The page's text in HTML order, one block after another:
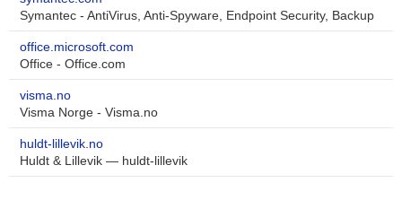
Symantec - AntiVirus, Anti-Spyware, Endpoint Security, Backup
office.microsoft.com
Office - Office.com
visma.no
Visma Norge - Visma.no
huldt-lillevik.no
Huldt & Lillevik — huldt-lillevik